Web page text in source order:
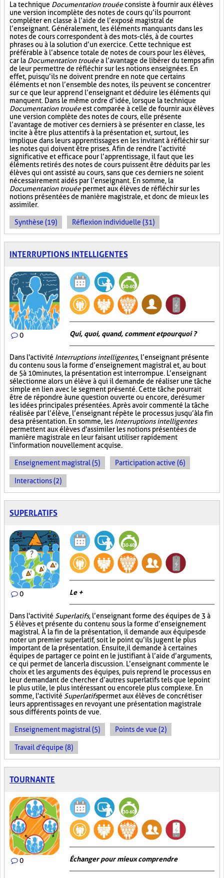
La technique Documentation trouéeconsiste à fournir aux élèves
une version incomplète des notes de cours qu’ils pourront
compléter en classe à l’aide de l’exposé magistral de
l’enseignant. Généralement, les éléments manquants dans les
notes de cours correspondent à des mots-clés, à de courtes
phrases ou à la solution d’un exercice. Cette technique est
préférable à l’absence totale de notes de cours pour les élèves,
car la Documentation trouéea l’avantage de libérer du temps afin
de leur permettre de réfléchir sur les notions enseignées. En
effet, puisqu’ils ne doivent prendre en note que certains
éléments et non l’ensemble des notes, ils peuvent se concentrer
sur ce que leur apprend l’enseignant et déduire les éléments qui
manquent. Dans le même ordre d’idée, lorsque la technique
Documentation trouéeest comparée à celle de fournir aux élèves
une version complète des notes de cours, elle présente
l’avantage de motiver ces derniers à se présenter en classe, les
incite à être plus attentifs à la présentation et, surtout, les
implique dans leurs apprentissages en les invitant à réfléchir sur
les notes qui doivent être prises. Afin de rendre l’activité
significative et efficace pour l’apprentissage, il faut que les
éléments retirés des notes de cours puissent être déduits par les
élèves qui ont assisté au cours, sans que ces derniers ne soient
nécessairement aidés par l’enseignant. En somme, la
Documentation trouéepermet aux élèves de réfléchir sur les
notions présentées de manière magistrale, et donc de mieux les
assimiler.
Synthèse (19) Réflexion individuelle (31)
INTERRUPTIONS INTELLIGENTES
0 Qui, quoi, quand, comment et pourquoi ?
Dans l'activité Interruptions intelligentes, l’enseignant présente
du contenu sous la forme d’enseignement magistral et, au bout
de 5 à 10 minutes, la présentation est interrompue. L’enseignant
sélectionne alors un élève à qui il demande de réaliser une tâche
simple en lien avec le segment présenté. Cette tâche pourrait
être de répondre à une question ouverte ou encore, de résumer
les idées principales présentées. Après avoir commenté la tâche
réalisée par l’élève, l’enseignant répète le processus jusqu’à la fin
de sa présentation. En somme, les Interruptions intelligentes
permettent aux élèves d'assimiler les notions présentées de
manière magistrale en leur faisant utiliser rapidement
l'information nouvellement acquise.
Enseignement magistral (5) Participation active (6)
Interactions (2)
SUPERLATIFS
0 Le +
Dans l'activité Superlatifs, l’enseignant forme des équipes de 3 à
5 élèves et présente du contenu sous la forme d’enseignement
magistral. À la fin de la présentation, il demande aux équipes de
noter un premier superlatif, soit le point qu’ils jugent le plus
important de la présentation. Ensuite, il demande à certaines
équipes de partager ce point en le justifiant à l’aide d’arguments,
ce qui permet de lancer la discussion. L’enseignant commente le
choix et les arguments des équipes, puis reprend le processus en
leur demandant de chercher d’autres superlatifs tels que le point
le plus utile, le plus intéressant ou encore le plus complexe. En
somme, l'activité Superlatifspermet aux élèves de concrétiser
leurs apprentissages en revoyant une présentation magistrale
sous différents points de vue.
Enseignement magistral (5) Points de vue (2)
Travail d'équipe (8)
TOURNANTE
0 Échanger pour mieux comprendre